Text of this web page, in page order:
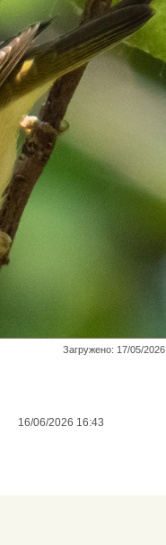
Загружено: 17/05/2026
16/06/2026 16:43